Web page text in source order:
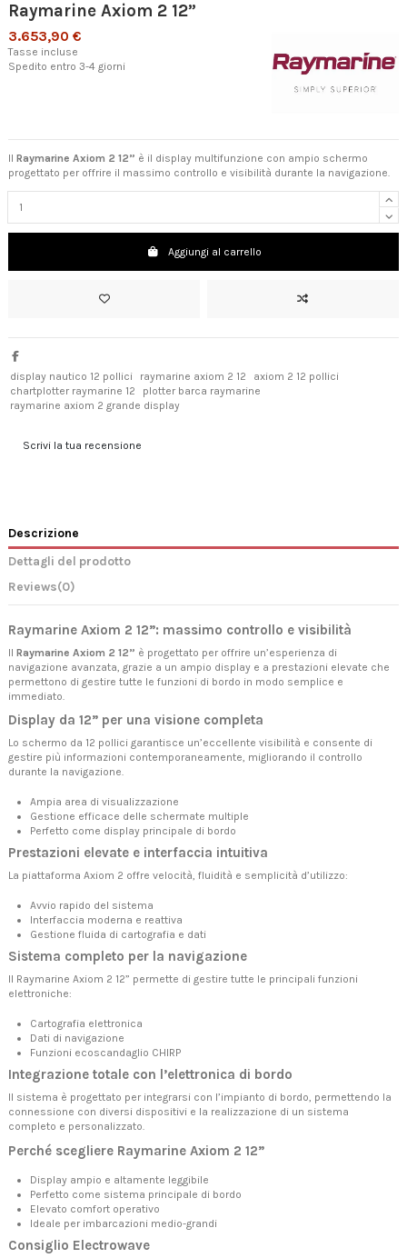
Raymarine Axiom 2 12”
3.653,90 €
Tasse incluse
Spedito entro 3-4 giorni
Il Raymarine Axiom 2 12” è il display multifunzione con ampio schermo
progettato per offrire il massimo controllo e visibilità durante la navigazione.
Aggiungi al carrello
display nautico 12 pollici raymarine axiom 2 12
axiom 2 12 pollici
chartplotter raymarine 12
plotter barca raymarine
raymarine axiom 2 grande display
Scrivi la tua recensione
Descrizione
Dettagli del prodotto
Reviews(0)
Raymarine Axiom 2 12”: massimo controllo e visibilità
Il Raymarine Axiom 2 12” è progettato per offrire un’esperienza di
navigazione avanzata, grazie a un ampio display e a prestazioni elevate che
permettono di gestire tutte le funzioni di bordo in modo semplice e
immediato.
Display da 12” per una visione completa
Lo schermo da 12 pollici garantisce un’eccellente visibilità e consente di
gestire più informazioni contemporaneamente, migliorando il controllo
durante la navigazione.
Ampia area di visualizzazione
Gestione efficace delle schermate multiple
Perfetto come display principale di bordo
Prestazioni elevate e interfaccia intuitiva
La piattaforma Axiom 2 offre velocità, fluidità e semplicità d’utilizzo:
Avvio rapido del sistema
Interfaccia moderna e reattiva
Gestione fluida di cartografia e dati
Sistema completo per la navigazione
Il Raymarine Axiom 2 12” permette di gestire tutte le principali funzioni
elettroniche:
Cartografia elettronica
Dati di navigazione
Funzioni ecoscandaglio CHIRP
Integrazione totale con l’elettronica di bordo
Il sistema è progettato per integrarsi con l’impianto di bordo, permettendo la
connessione con diversi dispositivi e la realizzazione di un sistema
completo e personalizzato.
Perché scegliere Raymarine Axiom 2 12”
Display ampio e altamente leggibile
Perfetto come sistema principale di bordo
Elevato comfort operativo
Ideale per imbarcazioni medio-grandi
Consiglio Electrowave